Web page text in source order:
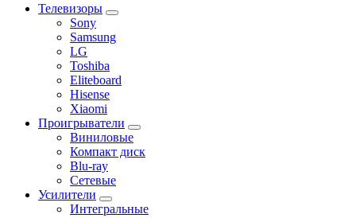
Телевизоры
Sony
Samsung
LG
Toshiba
Eliteboard
Hisense
Xiaomi
Проигрыватели
Виниловые
Компакт диск
Blu-ray
Сетевые
Усилители
Интегральные